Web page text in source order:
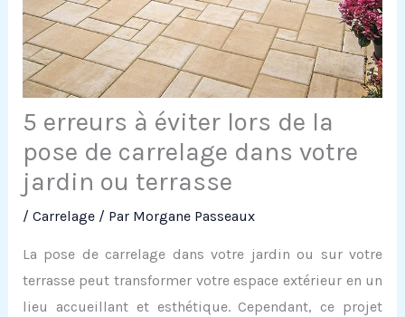
5 erreurs à éviter lors de la
pose de carrelage dans votre
jardin ou terrasse
/ Carrelage/ Par Morgane Passeaux
La pose de carrelage dans votre jardin ou sur votre
terrasse peut transformer votre espace extérieur en un
lieu accueillant et esthétique. Cependant, ce projet